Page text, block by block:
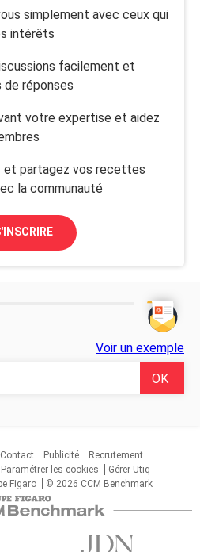
simplement avec ceux qui
intérêts
facilement et
réponses
votre expertise et aidez
et partagez vos recettes
la communauté
Voir un exemple
Contact Publicité
Recrutement
Paramétrer les cookies
Gérer Utiq
Figaro © 2026 CCM Benchmark